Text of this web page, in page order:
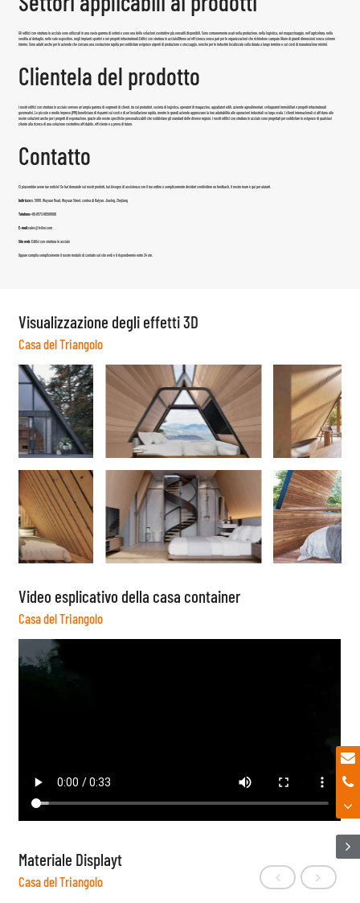
Gli edifici con struttura in acciaio sono utilizzati in una vasta gamma di settori e sono una delle soluzioni costruttive più versatili disponibili. Sono comunemente usati nella produzione, nella logistica, nel magazzinaggio, nell'agricoltura, nella
vendita al dettaglio, nelle sale espositive, negli impianti sportivi e nei progetti infrastrutturali.Edifici con struttura in acciaioOffrono un'efficienza senza pari per le organizzazioni che richiedono campate libere di grandi dimensioni senza colonne
interne. Sono adatti anche per le aziende che cercano una costruzione rapida per soddisfare esigenze urgenti di produzione o stoccaggio, nonché per le industrie focalizzate sulla durata a lungo termine e sui costi di manutenzione minimi.
Clientela del prodotto
I nostri edifici con struttura in acciaio servono un'ampia gamma di segmenti di clienti, tra cui produttori, società di logistica, operatori di magazzino, appaltatori edili, aziende agroalimentari, sviluppatori immobiliari e progetti infrastrutturali
governativi. Le piccole e medie imprese (PMI) beneficiano di risparmi sui costi e di un'installazione rapida, mentre le grandi aziende apprezzano la loro adattabilità alle operazioni industriali su larga scala. I clienti internazionali si affidano alle
nostre soluzioni anche per i progetti di esportazione, grazie alle nostre specifiche personalizzabili che soddisfano gli standard delle diverse regioni. I nostri edifici con struttura in acciaio sono progettati per soddisfare le esigenze di qualsiasi
cliente alla ricerca di una soluzione costruttiva affidabile, efficiente e a prova di futuro.
Contatto
Ci piacerebbe avere tue notizie! Se hai domande sui nostri prodotti, hai bisogno di assistenza con il tuo ordine o semplicemente desideri condividere un feedback, il nostro team è qui per aiutarti.
Indirizzo:n. 5888, Wuyuan Road, Wuyuan Street, contea di Haiyan, Jiaxing, Zhejiang
Telefono:+86-0573-86598806
E-mail:sales@fsilon.com
Sito web: Edifici con struttura in acciaio
Oppure compila semplicemente il nostro modulo di contatto sul sito web e ti risponderemo entro 24 ore.
Visualizzazione degli effetti 3D
Casa del Triangolo
Video esplicativo della casa container
Casa del Triangolo
Materiale Displayt
Casa del Triangolo